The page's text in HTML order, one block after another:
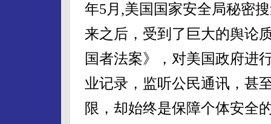
年5月,美国国家安全局秘密
来之后，受到了巨大的舆论
国者法案》，对美国政府进
业记录，监听公民通讯，甚
限，却始终是保障个体安全